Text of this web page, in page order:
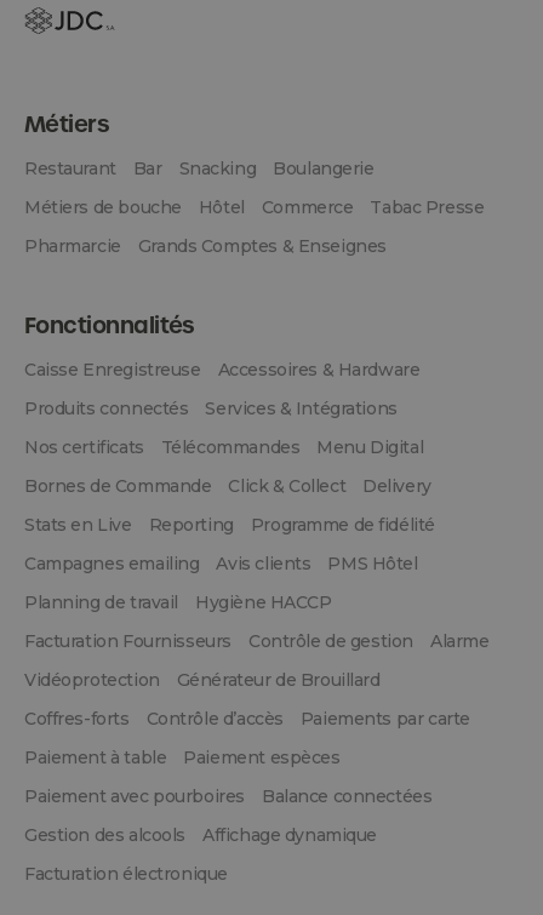
Métiers
Restaurant Bar Snacking
Boulangerie
Métiers de bouche
Hôtel Commerce
Tabac Presse
Pharmarcie
Grands Comptes & Enseignes
Fonctionnalités
Caisse Enregistreuse
Accessoires & Hardware
Produits connectés
Services & Intégrations
Nos certificats
Télécommandes
Menu Digital
Bornes de Commande
Click & Collect
Delivery
Stats en Live
Reporting
Programme de fidélité
Campagnes emailing
Avis clients
PMS Hôtel
Planning de travail
Hygiène HACCP
Facturation Fournisseurs
Contrôle de gestion
Alarme
Vidéoprotection
Générateur de Brouillard
Coffres-forts
Contrôle d’accès
Paiements par carte
Paiement à table
Paiement espèces
Paiement avec pourboires
Balance connectées
Gestion des alcools
Affichage dynamique
Facturation électronique